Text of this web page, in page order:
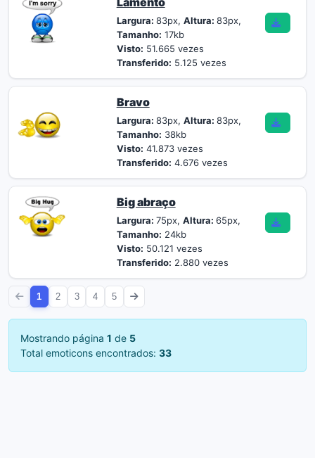
Largura: 83px, Altura: 83px,
Tamanho: 17kb
Visto: 51.665 vezes
Transferido: 5.125 vezes
Bravo
Largura: 83px, Altura: 83px,
Tamanho: 38kb
Visto: 41.873 vezes
Transferido: 4.676 vezes
Big abraço
Largura: 75px, Altura: 65px,
Tamanho: 24kb
Visto: 50.121 vezes
Transferido: 2.880 vezes
1 2 3 4 5
Mostrando página 1 de 5
Total emoticons encontrados: 33